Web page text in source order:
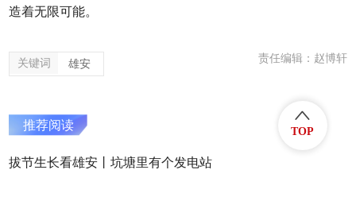
造着无限可能。
关键词 雄安 责任编辑：赵博轩
推荐阅读
拔节生长看雄安丨坑塘里有个发电站
TOP